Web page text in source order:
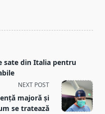
sate din Italia pentru
NEXT POST
majoră și
se tratează